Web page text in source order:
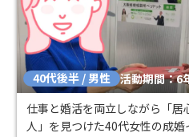
40代後半 / 男性 活動期間：6
仕事と婚活を両立しながら「居
人」を見つけた40代女性の成婚